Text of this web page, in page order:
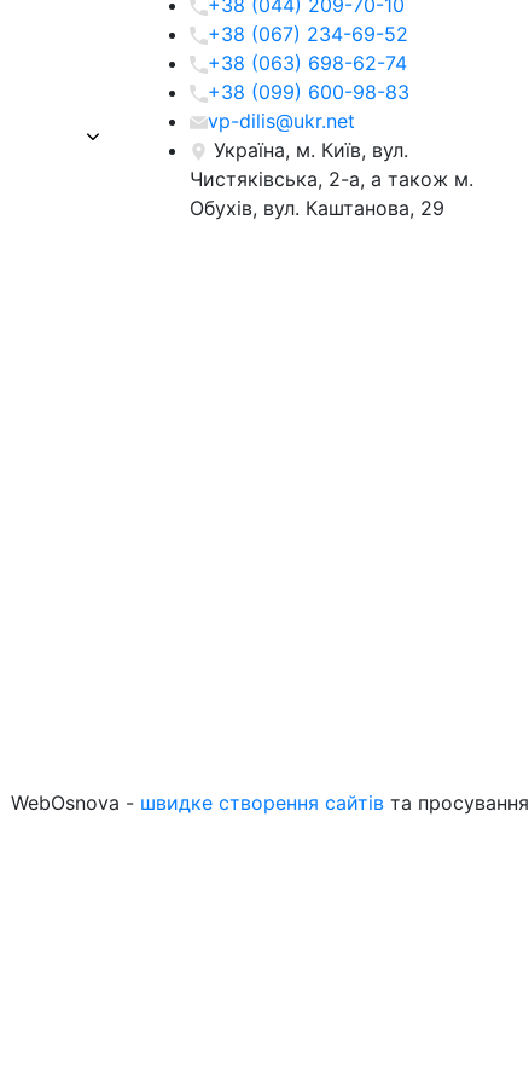
+38 (044) 209-70-10
+38 (067) 234-69-52
+38 (063) 698-62-74
+38 (099) 600-98-83
vp-dilis@ukr.net
Україна, м. Київ, вул.
Чистяківська, 2-а, а також м.
Обухів, вул. Каштанова, 29
WebOsnova - швидке створення сайтів та просування